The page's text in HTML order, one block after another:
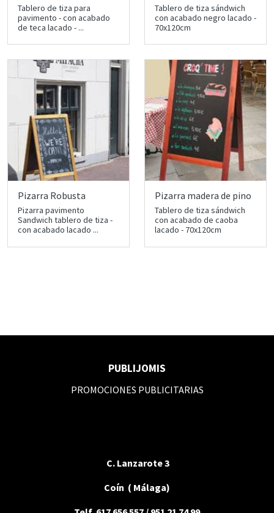
Tablero de tiza para
pavimento - con acabado
de teca lacado - ...
Tablero de tiza sándwich
con acabado negro lacado -
70x120cm
Pizarra Robusta
Pizarra pavimento
Sandwich tablero de tiza -
con acabado lacado ...
Pizarra madera de pino
Tablero de tiza sándwich
con acabado de caoba
lacado - 70x120cm
PUBLIJOMIS
PROMOCIONES PUBLICITARIAS
C. Lanzarote 3
Coín ( Málaga)